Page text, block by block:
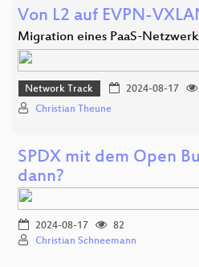
Von L2 auf EVPN-
Migration eines PaaS-
Network Track 2024-08-17
Christian Theune
SPDX mit dem Open
dann?
2024-08-17
82
Christian Schneemann